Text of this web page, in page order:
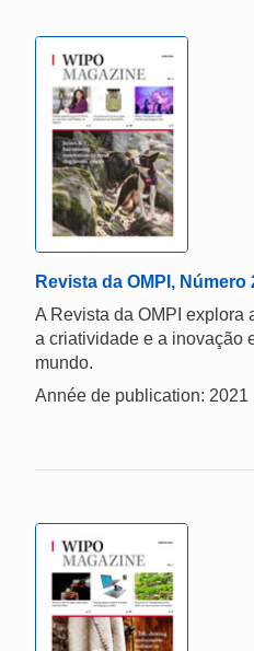
Revista da OMPI, Número
A Revista da OMPI explora
a criatividade e a inovação
mundo.
Année de publication: 2021